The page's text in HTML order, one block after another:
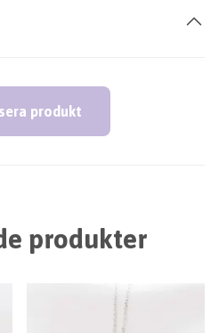
produkt
produkter